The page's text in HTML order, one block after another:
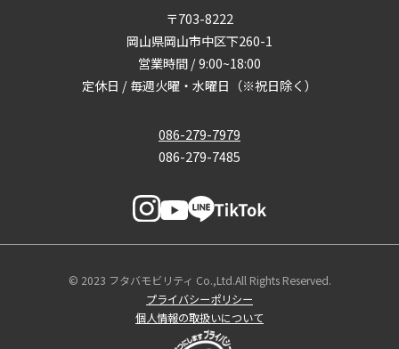
〒703-8222
岡山県岡山市中区下260-1
営業時間 / 9:00~18:00
定休日 / 毎週火曜・水曜日（※祝日除く）
086-279-7979
086-279-7485
© 2023 フタバモビリティ Co.,Ltd.All Rights Reserved.
プライバシーポリシー
個人情報の取扱いについて